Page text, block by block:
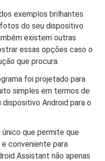
exemplos brilhantes
do seu dispositivo
existem outras
essas opções caso o
que procura.
foi projetado para
simples em termos de
Android para o
que permite que
conveniente para
Assistant não apenas